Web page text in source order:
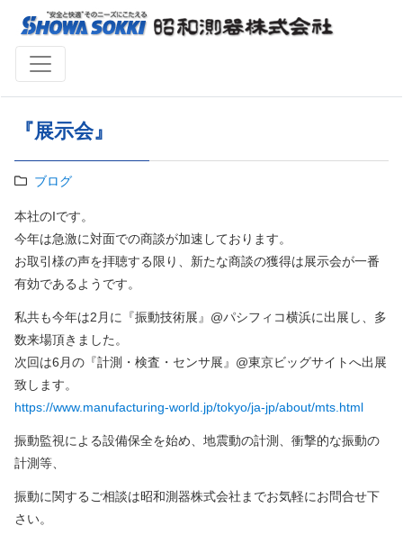
『展示会』
ブログ
本社のIです。
今年は急激に対面での商談が加速しております。
お取引様の声を拝聴する限り、新たな商談の獲得は展示会が一番
有効であるようです。
私共も今年は2月に『振動技術展』@パシフィコ横浜に出展し、多
数来場頂きました。
次回は6月の『計測・検査・センサ展』@東京ビッグサイトへ出展
致します。
https://www.manufacturing-world.jp/tokyo/ja-jp/about/mts.html
振動監視による設備保全を始め、地震動の計測、衝撃的な振動の
計測等、
振動に関するご相談は昭和測器株式会社までお気軽にお問合せ下
さい。